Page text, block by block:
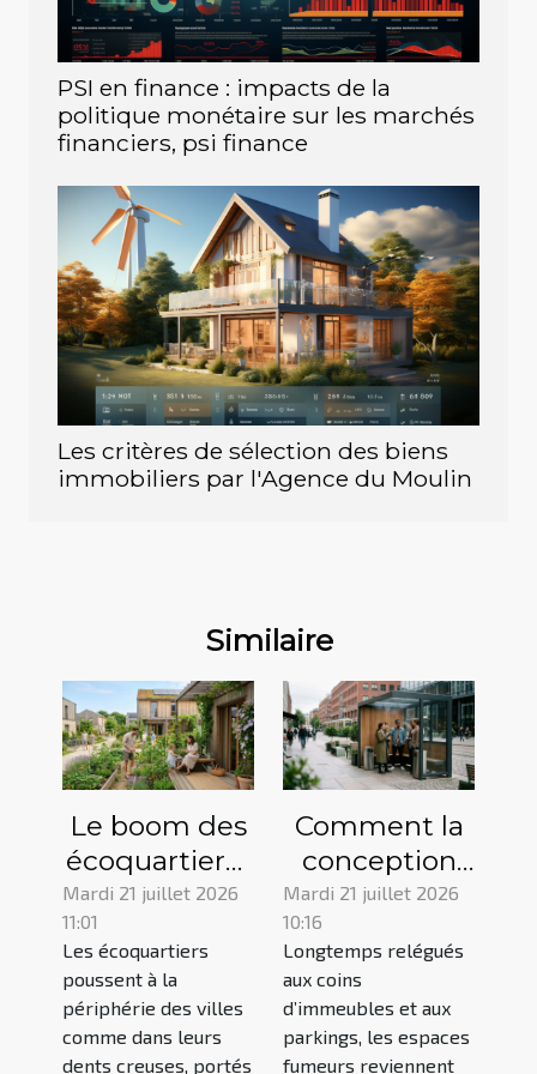
PSI en finance : impacts de la
politique monétaire sur les marchés
financiers, psi finance
Les critères de sélection des biens
immobiliers par l'Agence du Moulin
Similaire
Le boom des
écoquartiers :
maison de
demain ou
simple effet
de mode ?
Mardi 21 juillet 2026
11:01
Les écoquartiers
poussent à la
périphérie des villes
comme dans leurs
dents creuses, portés
Comment la
conception
des espaces
transforme
l’expérience
urbaine ?
Mardi 21 juillet 2026
10:16
Longtemps relégués
aux coins
d’immeubles et aux
parkings, les espaces
fumeurs reviennent